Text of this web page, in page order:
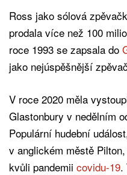
Ross jako sólová
prodala více než 100
roce 1993 se zapsala do
jako nejúspěšnější
V roce 2020 měla
Glastonbury v nedělním
Populární hudební
v anglickém městě
kvůli pandemii covidu-19.